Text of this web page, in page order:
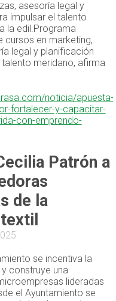
asesoría legal y
impulsar el talento
la edil.Programa
cursos en marketing,
legal y planificación
meridano, afirma
noticia/apuesta-
fortalecer-y-capacitar-
con-emprendo-
Patrón a
de la
se incentiva la
construye una
lideradas
el Ayuntamiento se